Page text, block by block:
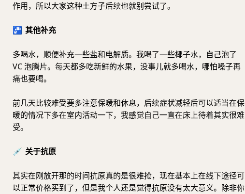
作用，所以大家这种土方子后续也就别尝试了。
🚰 其他补充
多喝水，顺便补充一些盐和电解质。我喝了一些椰子水，自己泡了
VC 泡腾片。每天都多吃新鲜的水果，没事儿就多喝水，哪怕嗓子再
痛也要喝。
前几天比较难受要多注意保暖和休息，后续症状减轻后可以适当在保
暖的情况下多在室内活动一下，我感觉自己一直在床上待着其实很难
受。
💉 关于抗原
其实在刚放开那的时间抗原真的是很难抢，现在基本上在线下途径可
以正常价格买到了，但是我个人还是觉得抗原没有太大意义。除非你